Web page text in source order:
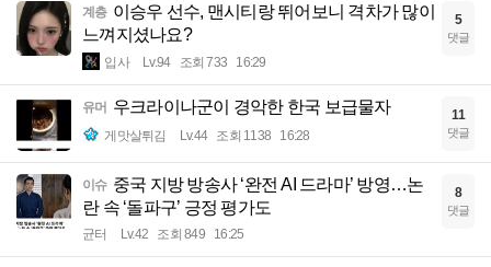
계층 이승우 선수, 맨시티랑 뛰어보니 격차가 많이
느껴지셨나요?
입사 Lv.94 조회 733 16:29
5
댓글
유머 우크라이나군이 경악한 한국 보급물자
게맛살튀김 Lv.44 조회 1138 16:28
11
댓글
이슈 중국 지방 방송사 ‘완전 AI 드라마’ 방영…논
란 속 ‘돌파구’ 긍정 평가도
균터 Lv.42 조회 849 16:25
8
댓글